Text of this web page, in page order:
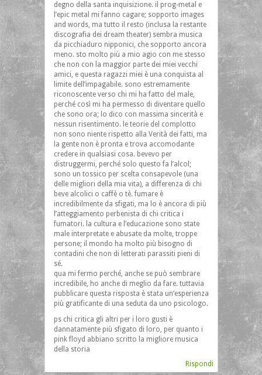
degno della santa inquisizione. il prog-metal e
l’epic metal mi fanno cagare; sopporto images
and words, ma tutto il resto (inclusa la restante
discografia dei dream theater) sembra musica
da picchiaduro nipponici, che sopporto ancora
meno. sto molto più a mio agio con me stesso
che non con la maggior parte dei miei vecchi
amici, e questa ragazzi miei è una conquista al
limite dell’impagabile. sono estremamente
riconoscente verso chi mi ha fatto del male,
perché così mi ha permesso di diventare quello
che sono ora; lo dico con massima sincerità e
nessun risentimento. le teorie del complotto
non sono niente rispetto alla Verità dei fatti, ma
la gente non è pronta e trova accomodante
credere in qualsiasi cosa. bevevo per
distruggermi, perché solo questo fa l’alcol;
sono un tossico per scelta consapevole (una
delle migliori della mia vita), a differenza di chi
beve alcolici o caffè o tè. fumare è
incredibilmente da sfigati, ma lo è ancora di più
l’atteggiamento perbenista di chi critica i
fumatori. la cultura e l’educazione sono state
male interpretate e abusate da molte, troppe
persone; il mondo ha molto più bisogno di
contadini che non di letterati parassiti pieni di
sé.
qua mi fermo perché, anche se può sembrare
incredibile, ho anche di meglio da fare. tuttavia
pubblicare questa risposta è stata un’esperienza
più gratificante di una seduta da uno psicologo.
ps chi critica gli altri per i loro gusti è
dannatamente più sfigato di loro, per quanto i
pink floyd abbiano scritto la migliore musica
della storia
Rispondi